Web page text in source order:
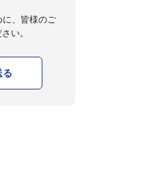
、皆様のご
い。
る